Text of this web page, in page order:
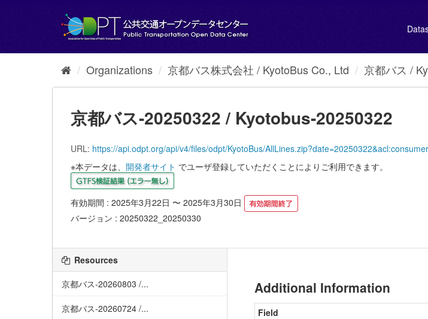
Organizations 京都バス株式会社 / KyotoBus Co., Ltd 京都バス /
京都バス-20250322 / Kyotobus-20250322
URL: https://api.odpt.org/api/v4/files/odpt/KyotoBus/
※本データは、 開発者サイト でユーザ登録していただくことによりご利用できます。
有効期間 : 2025年3月22日 〜 2025年3月30日
バージョン : 20250322_20250330
Resources
京都バス-20260803 /...
京都バス-20260724 /...
Additional Information
Field